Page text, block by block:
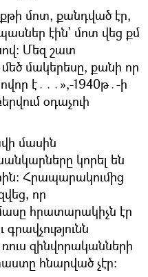
մոտ, քանդված էր,
էին՝ մոտ վեց քմ
Մեզ շատ
մակերեսը, քանի որ
է․․․»,-1940թ․-ի
օդաչուի
մասին
կորել են
Հրապարակումից
որ
հրատարակիչն էր
զինվորականների
հնարված չէր։